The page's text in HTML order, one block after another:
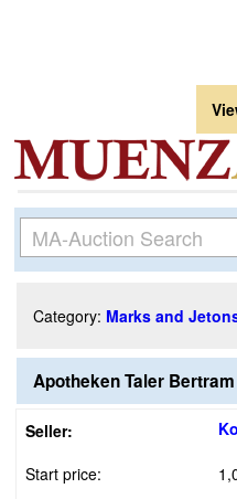
Category: Marks and
Apotheken Taler
Seller:
Start price: